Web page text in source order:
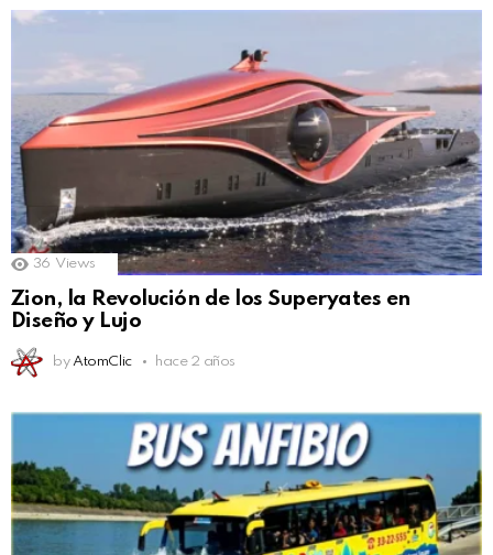
36 Views
Zion, la Revolución de los Superyates en
Diseño y Lujo
by AtomClic hace 2 años